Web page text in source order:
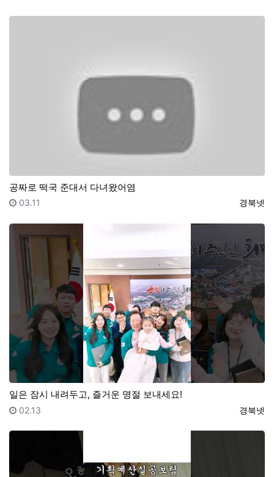
공짜로 떡국 준대서 다녀왔어염
등록자
경북넷
등록일
03.11
일은 잠시 내려두고, 즐거운 명절 보내세요!
등록자
경북넷
등록일
02.13